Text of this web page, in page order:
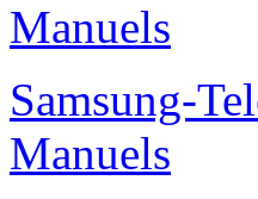
Manuels
Samsung-
Manuels